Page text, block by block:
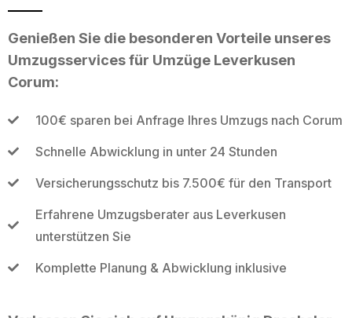
Genießen Sie die besonderen Vorteile unseres
Umzugsservices für Umzüge Leverkusen
Corum:
100€ sparen bei Anfrage Ihres Umzugs nach Corum
Schnelle Abwicklung in unter 24 Stunden
Versicherungsschutz bis 7.500€ für den Transport
Erfahrene Umzugsberater aus Leverkusen
unterstützen Sie
Komplette Planung & Abwicklung inklusive